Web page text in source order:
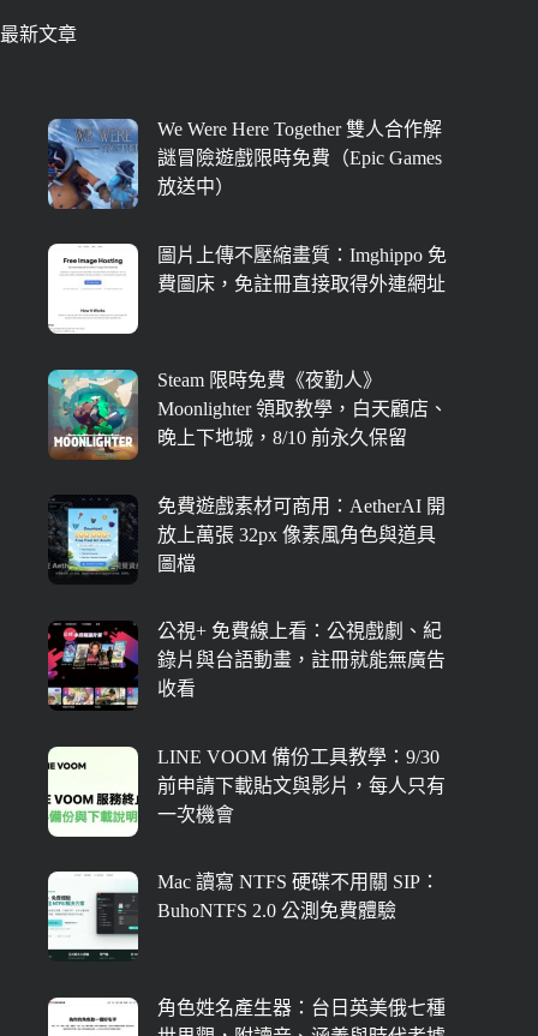
最新文章
We Were Here Together 雙人合作解
謎冒險遊戲限時免費（Epic Games
放送中）
圖片上傳不壓縮畫質：Imghippo 免
費圖床，免註冊直接取得外連網址
Steam 限時免費《夜勤人》
Moonlighter 領取教學，白天顧店、
晚上下地城，8/10 前永久保留
免費遊戲素材可商用：AetherAI 開
放上萬張 32px 像素風角色與道具
圖檔
公視+ 免費線上看：公視戲劇、紀
錄片與台語動畫，註冊就能無廣告
收看
LINE VOOM 備份工具教學：9/30
前申請下載貼文與影片，每人只有
一次機會
Mac 讀寫 NTFS 硬碟不用關 SIP：
BuhoNTFS 2.0 公測免費體驗
角色姓名產生器：台日英美俄七種